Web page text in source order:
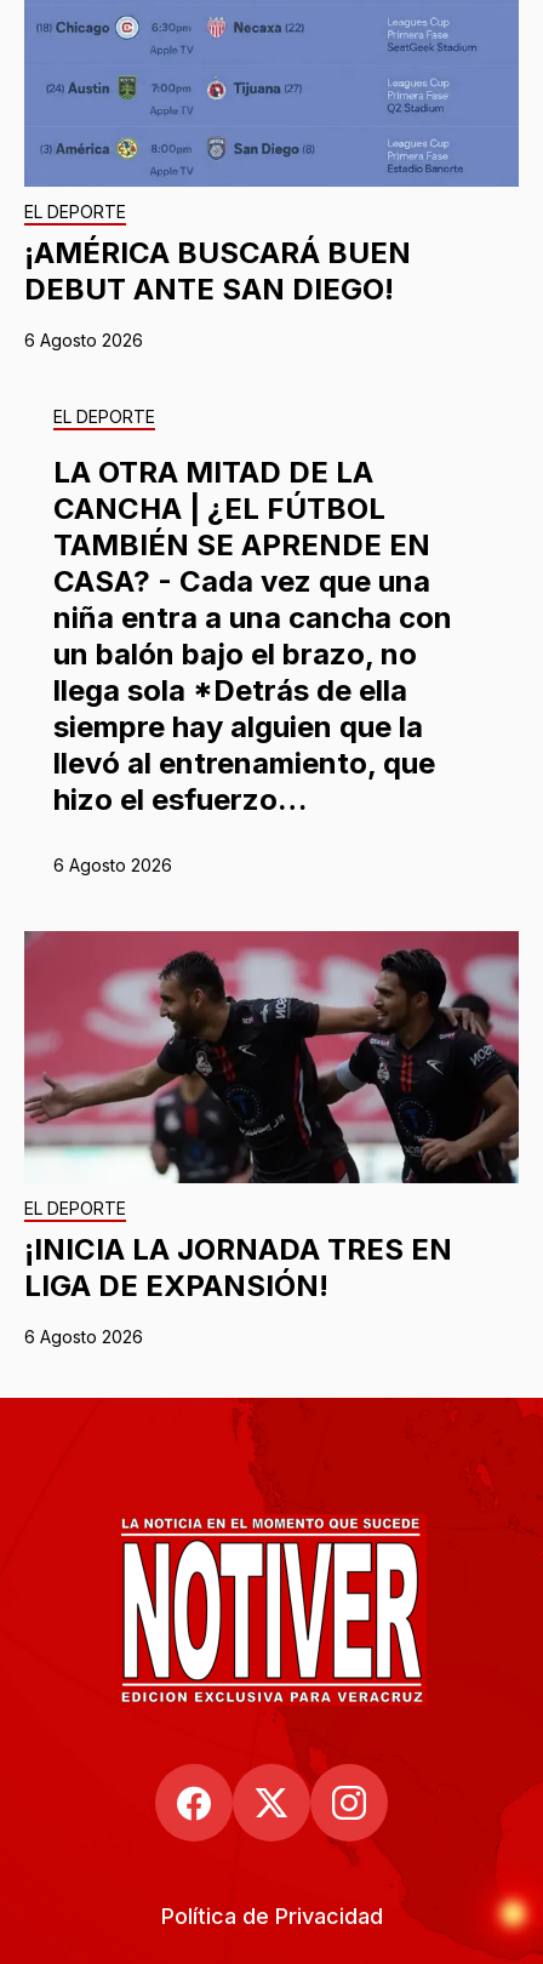
EL DEPORTE
¡AMÉRICA BUSCARÁ BUEN
DEBUT ANTE SAN DIEGO!
6 Agosto 2026
EL DEPORTE
LA OTRA MITAD DE LA
CANCHA | ¿EL FÚTBOL
TAMBIÉN SE APRENDE EN
CASA? - Cada vez que una
niña entra a una cancha con
un balón bajo el brazo, no
llega sola *Detrás de ella
siempre hay alguien que la
llevó al entrenamiento, que
hizo el esfuerzo…
6 Agosto 2026
EL DEPORTE
¡INICIA LA JORNADA TRES EN
LIGA DE EXPANSIÓN!
6 Agosto 2026
Política de Privacidad